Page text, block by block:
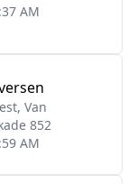
AM
Van
852
AM